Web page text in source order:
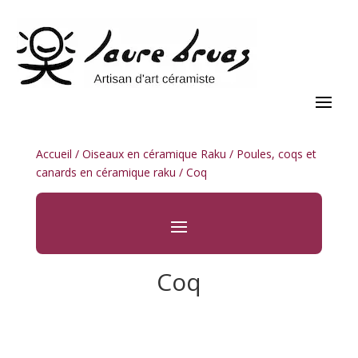
Accueil / Oiseaux en céramique Raku / Poules, coqs et
canards en céramique raku / Coq
Coq